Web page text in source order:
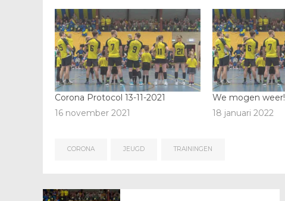
Corona Protocol 13-11-2021
16 november 2021
We mogen weer!
18 januari 2022
CORONA JEUGD TRAININGEN